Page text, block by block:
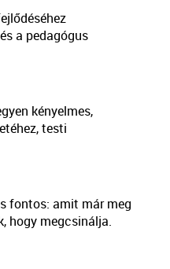
a pedagógus
kényelmes,
testi
fontos: amit már meg
hogy megcsinálja.